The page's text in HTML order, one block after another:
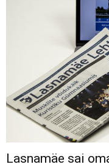
Lasnamäe sai